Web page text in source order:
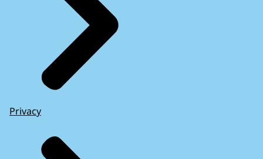
Privacy